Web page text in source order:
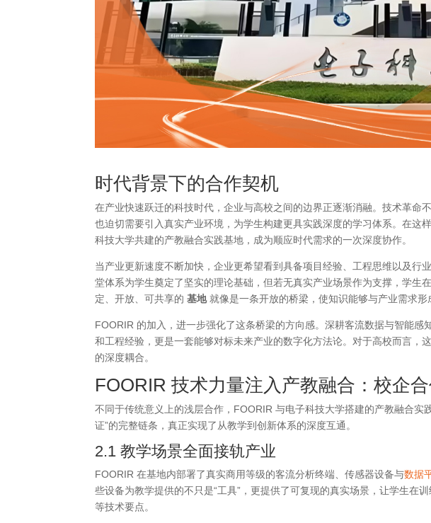
时代背景下的合作契机
在产业快速跃迁的科技时代，企业与高校之间的边界正逐渐消融。技术革命
也迫切需要引入真实产业环境，为学生构建更具实践深度的学习体系。在这
科技大学共建的产教融合实践基地，成为顺应时代需求的一次深度协作。
当产业更新速度不断加快，企业更希望看到具备项目经验、工程思维以及行
堂体系为学生奠定了坚实的理论基础，但若无真实产业场景作为支撑，学生
定、开放、可共享的基地就像是一条开放的桥梁，使知识能够与产业需求形
FOORIR 的加入，进一步强化了这条桥梁的方向感。深耕客流数据与智能
和工程经验，更是一套能够对标未来产业的数字化方法论。对于高校而言，
的深度耦合。
FOORIR 技术力量注入产教融合：校企
不同于传统意义上的浅层合作，FOORIR 与电子科技大学搭建的产教融合
证”的完整链条，真正实现了从教学到创新体系的深度互通。
2.1 教学场景全面接轨产业
FOORIR 在基地内部署了真实商用等级的客流分析终端、传感器设备与数据
些设备为教学提供的不只是“工具”，更提供了可复现的真实场景，让学生在
等技术要点。